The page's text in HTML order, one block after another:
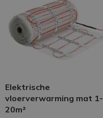
Elektrische
vloerverwarming mat 1-
20m²